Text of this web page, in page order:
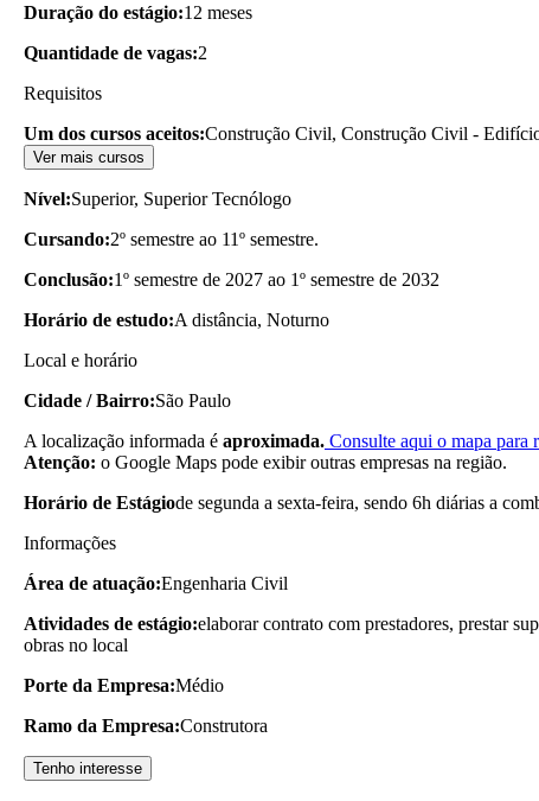
Duração do estágio:12 meses
Quantidade de vagas:2
Requisitos
Um dos cursos aceitos:Construção Civil, Construção Civil -
Ver mais cursos
Nível:Superior, Superior Tecnólogo
Cursando:2º semestre ao 11º semestre.
Conclusão:1º semestre de 2027 ao 1º semestre de 2032
Horário de estudo:A distância, Noturno
Local e horário
Cidade / Bairro:São Paulo
A localização informada é aproximada. Consulte aqui o mapa para
Atenção: o Google Maps pode exibir outras empresas na região.
Horário de Estágiode segunda a sexta-feira, sendo 6h diárias a
Informações
Área de atuação:Engenharia Civil
Atividades de estágio:elaborar contrato com prestadores, prestar
obras no local
Porte da Empresa:Médio
Ramo da Empresa:Construtora
Tenho interesse